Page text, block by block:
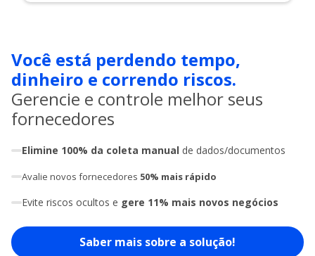
Você está perdendo tempo,
dinheiro e correndo riscos.
Gerencie e controle melhor seus
fornecedores
Elimine 100% da coleta manual de dados/documentos
Avalie novos fornecedores 50% mais rápido
Evite riscos ocultos e gere 11% mais novos negócios
Saber mais sobre a solução!